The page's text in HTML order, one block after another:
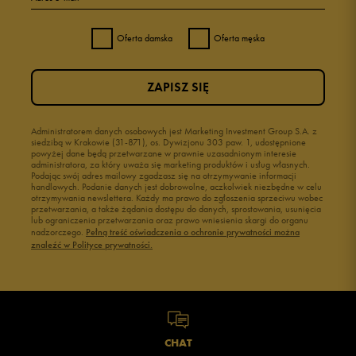
Oferta damska Oferta męska
Administratorem danych osobowych jest Marketing Investment Group S.A. z
siedzibą w Krakowie (31-871), os. Dywizjonu 303 paw. 1, udostępnione
powyżej dane będą przetwarzane w prawnie uzasadnionym interesie
administratora, za który uważa się marketing produktów i usług własnych.
Podając swój adres mailowy zgadzasz się na otrzymywanie informacji
handlowych. Podanie danych jest dobrowolne, aczkolwiek niezbędne w celu
otrzymywania newslettera. Każdy ma prawo do zgłoszenia sprzeciwu wobec
przetwarzania, a także żądania dostępu do danych, sprostowania, usunięcia
lub ograniczenia przetwarzania oraz prawo wniesienia skargi do organu
nadzorczego. Pełną treść oświadczenia o ochronie prywatności można
znaleźć w Polityce prywatności.
ZAPISZ SIĘ
CHAT